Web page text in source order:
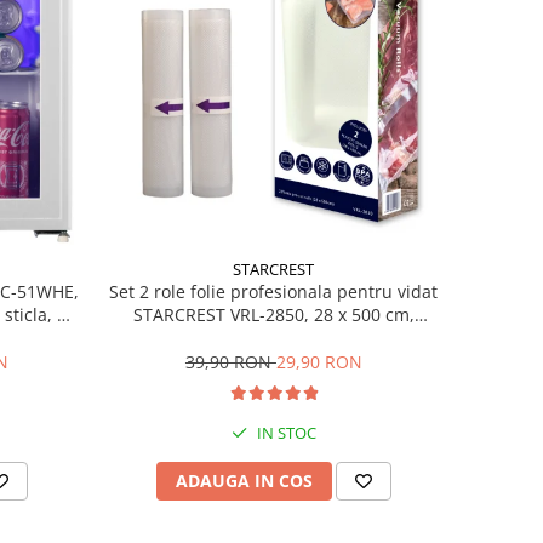
51WHE,
H
STARCREST
Set 2 role folie profesionala pentru vidat
STARCREST VRL-2850, 28 x 500 cm,
lavabile in masina de spalat, fara BPA,
transparent
39,90 RON29,90 RON
IN STOC
ADAUGA IN COS